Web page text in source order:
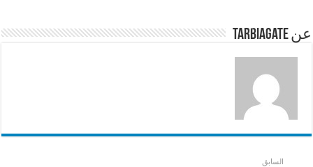
o
k
p
عن tarbiagate
السابق